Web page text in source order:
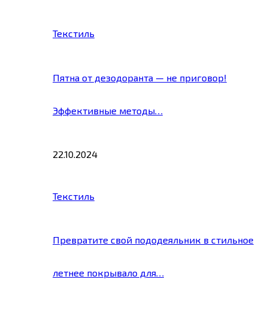
Текстиль
Пятна от дезодоранта — не приговор!
Эффективные методы…
22.10.2024
Текстиль
Превратите свой пододеяльник в стильное
летнее покрывало для…